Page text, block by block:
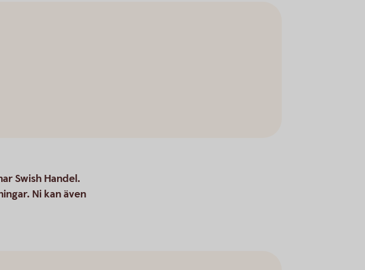
Swish Handel.
Ni kan även